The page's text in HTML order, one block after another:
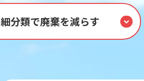
細分類で廃棄を減らす